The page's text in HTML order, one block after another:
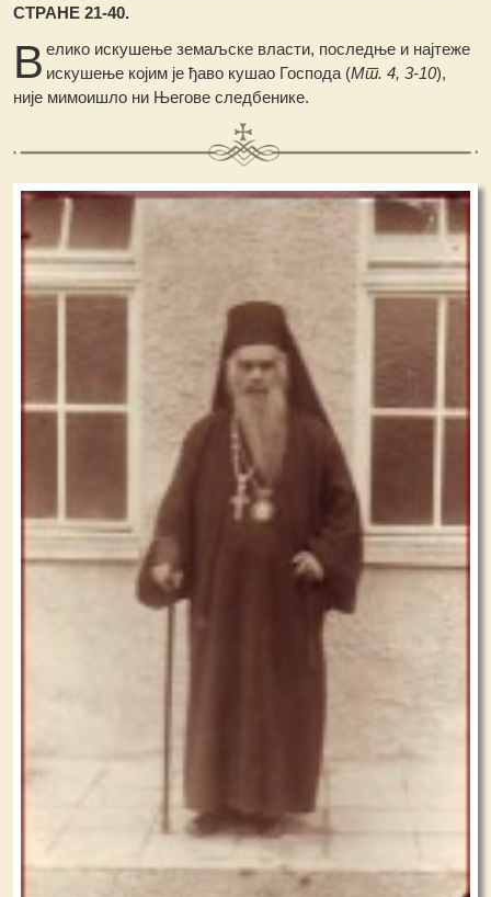
СТРАНЕ 21-40.
В елико искушење земаљске власти, последње и најтеже
искушење којим је ђаво кушао Господа (Мт. 4, 3-10),
није мимоишло ни Његове следбенике.